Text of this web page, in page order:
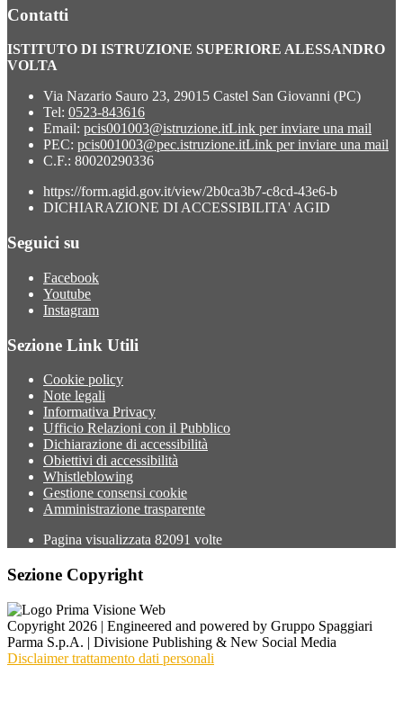
Contatti
ISTITUTO DI ISTRUZIONE SUPERIORE ALESSANDRO
VOLTA
Via Nazario Sauro 23, 29015 Castel San Giovanni (PC)
Tel: 0523-843616
Email: pcis001003@istruzione.itLink per inviare una mail
PEC: pcis001003@pec.istruzione.itLink per inviare una mail
C.F.: 80020290336
https://form.agid.gov.it/view/2b0ca3b7-c8cd-43e6-b
DICHIARAZIONE DI ACCESSIBILITA' AGID
Seguici su
Facebook
Youtube
Instagram
Sezione Link Utili
Cookie policy
Note legali
Informativa Privacy
Ufficio Relazioni con il Pubblico
Dichiarazione di accessibilità
Obiettivi di accessibilità
Whistleblowing
Gestione consensi cookie
Amministrazione trasparente
Pagina visualizzata 82091 volte
Sezione Copyright
Copyright 2026 | Engineered and powered by Gruppo Spaggiari
Parma S.p.A. | Divisione Publishing & New Social Media
Disclaimer trattamento dati personali